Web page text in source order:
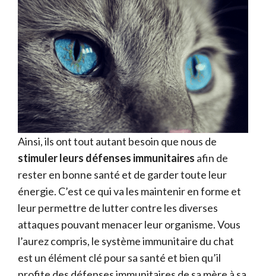
Ainsi, ils ont tout autant besoin que nous de
stimuler leurs défenses immunitaires afin de
rester en bonne santé et de garder toute leur
énergie. C’est ce qui va les maintenir en forme et
leur permettre de lutter contre les diverses
attaques pouvant menacer leur organisme. Vous
l’aurez compris, le système immunitaire du chat
est un élément clé pour sa santé et bien qu’il